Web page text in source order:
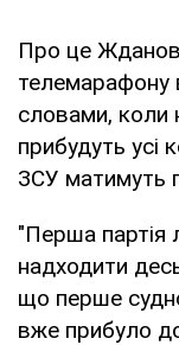
Про це Жданов
телемарафону
словами, коли
прибудуть
ЗСУ матимуть
"Перша партія
надходити
що перше
вже прибуло